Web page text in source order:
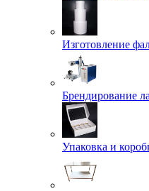
Изготовление
Брендирование
Упаковка и